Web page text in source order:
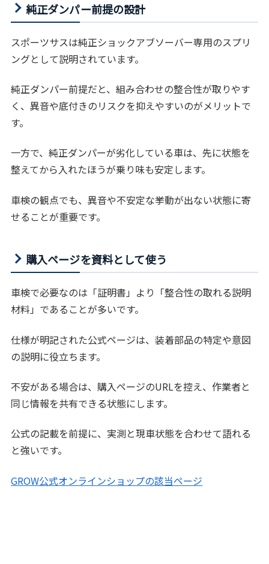
純正ダンパー前提の設計
スポーツサスは純正ショックアブソーバー専用のスプリ
ングとして説明されています。
純正ダンパー前提だと、組み合わせの整合性が取りやす
く、異音や底付きのリスクを抑えやすいのがメリットで
す。
一方で、純正ダンパーが劣化している車は、先に状態を
整えてから入れたほうが乗り味も安定します。
車検の観点でも、異音や不安定な挙動が出ない状態に寄
せることが重要です。
購入ページを資料として使う
車検で必要なのは「証明書」より「整合性の取れる説明
材料」であることが多いです。
仕様が明記された公式ページは、装着部品の特定や意図
の説明に役立ちます。
不安がある場合は、購入ページのURLを控え、作業者と
同じ情報を共有できる状態にします。
公式の記載を前提に、実測と現車状態を合わせて語れる
と強いです。
GROW公式オンラインショップの該当ページ